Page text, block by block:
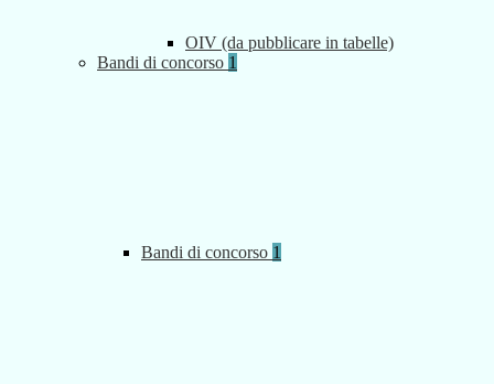
OIV (da pubblicare in tabelle)
Bandi di concorso 1
Bandi di concorso 1